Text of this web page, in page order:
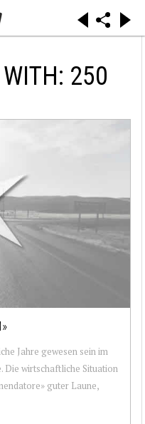
WITH: 250
Jahre gewesen sein im
Die wirtschaftliche Situation
guter Laune,